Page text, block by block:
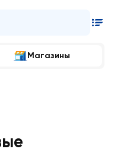
Магазины